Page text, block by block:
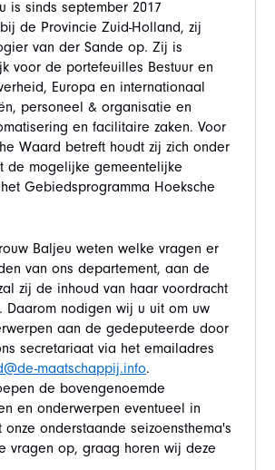
is sinds september 2017
de Provincie Zuid-Holland, zij
van der Sande op. Zij is
voor de portefeuilles Bestuur en
Europa en internationaal
personeel & organisatie en
en facilitaire zaken. Voor
Waard betreft houdt zij zich onder
de mogelijke gemeentelijke
Gebiedsprogramma Hoeksche
Baljeu weten welke vragen er
van ons departement, aan de
zij de inhoud van haar voordracht
Daarom nodigen wij u uit om uw
aan de gedeputeerde door
secretariaat via het emailadres
maatschappij.info.
de bovengenoemde
en onderwerpen eventueel in
onderstaande seizoensthema's
vragen op, graag horen wij deze